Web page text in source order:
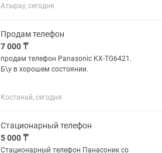
Атырау, сегодня
Продам телефон
7 000 ₸
продам телефон Panasonic KX-TG6421.
Б\у в хорошем состоянии.
Костанай, сегодня
Стационарный телефон
5 000 ₸
Стационарный телефон Панасоник со